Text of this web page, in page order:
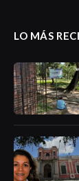
LO MÁS